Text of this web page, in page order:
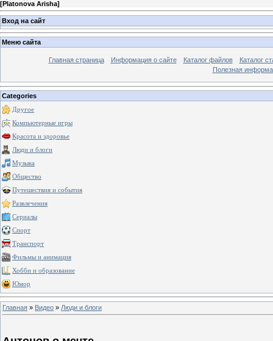
[Platonova Arisha]
Вход на сайт
Меню сайта
Главная страница Информация о сайте Каталог файлов
Каталог
Полезная
Categories
Другое
Компьютерные игры
Красота и здоровье
Люди и блоги
Музыка
Общество
Путешествия и события
Развлечения
Сериалы
Спорт
Транспорт
Фильмы и анимация
Хобби и образование
Юмор
Главная » Видео » Люди и блоги